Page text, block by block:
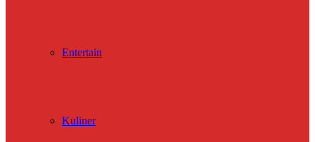
Entertain
Kuliner